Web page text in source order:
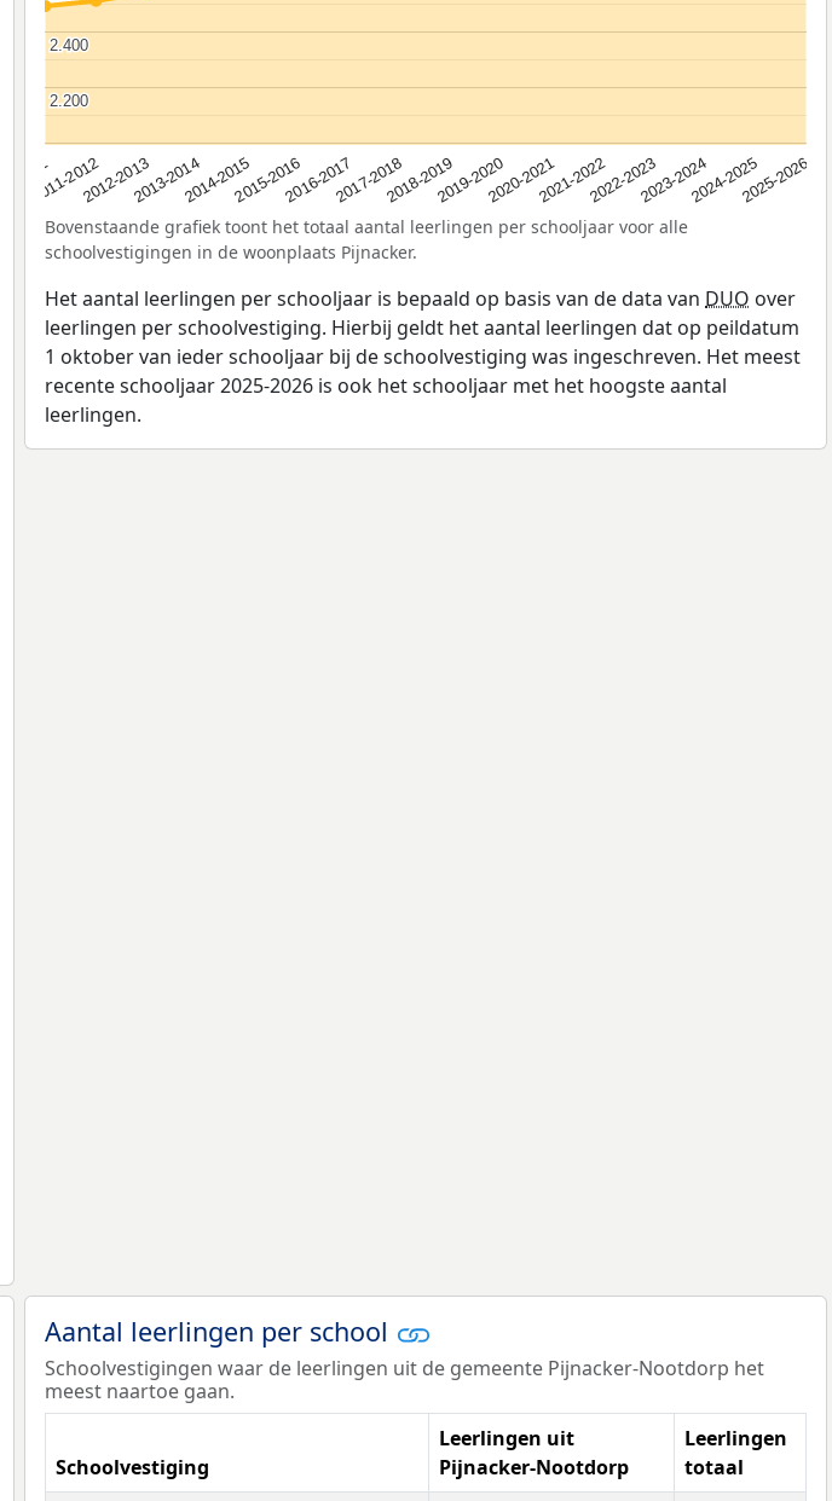
20112011-20122012-20132013-20142014-20152015-20162016-20172017-20182018-20192019-20202020-20212021-20222022-20232023-20242024-20252025-2026
2.200
2.200
2.400
2.400
Bovenstaande grafiek toont het totaal aantal leerlingen per schooljaar voor alle
schoolvestigingen in de woonplaats Pijnacker.
Het aantal leerlingen per schooljaar is bepaald op basis van de data van DUO over
leerlingen per schoolvestiging. Hierbij geldt het aantal leerlingen dat op peildatum
1 oktober van ieder schooljaar bij de schoolvestiging was ingeschreven. Het meest
recente schooljaar 2025-2026 is ook het schooljaar met het hoogste aantal
leerlingen.
Aantal leerlingen per school
Schoolvestigingen waar de leerlingen uit de gemeente Pijnacker-Nootdorp het
meest naartoe gaan.
Schoolvestiging
Leerlingen uit
Pijnacker-Nootdorp
Leerlingen
totaal